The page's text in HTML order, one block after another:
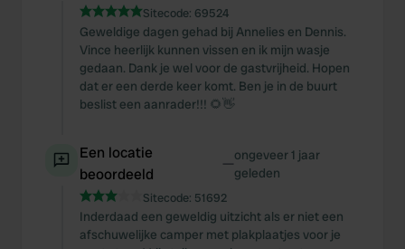
Sitecode: 69524
Geweldige dagen gehad bij Annelies en Dennis.
Vince heerlijk kunnen vissen en ik mijn wasje
gedaan. Dank je wel voor de gastvrijheid. Hopen
dat er een derde keer komt. Ben je in de buurt
beslist een aanrader!!! 🌻👋
Een locatie
beoordeeld
—ongeveer 1 jaar
geleden
Sitecode: 51692
Inderdaad een geweldig uitzicht als er niet een
afschuwelijke camper met plakplaatjes voor je